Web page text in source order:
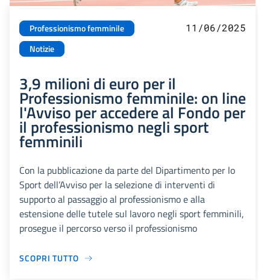
Professionismo femminile
Notizie
11/06/2025
3,9 milioni di euro per il
Professionismo femminile: on line
l'Avviso per accedere al Fondo per
il professionismo negli sport
femminili
Con la pubblicazione da parte del Dipartimento per lo
Sport dell’Avviso per la selezione di interventi di
supporto al passaggio al professionismo e alla
estensione delle tutele sul lavoro negli sport femminili,
prosegue il percorso verso il professionismo
SCOPRI TUTTO